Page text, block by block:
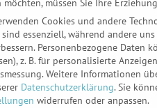
(www.bstbk.de). Eine
möchten, müssen Sie Ihre
Cookies und andere
essenziell, während andere
Personenbezogene Daten
z. B. für personalisierte
Weitere Informationen
Datenschutzerklärung. Sie
widerrufen oder anpassen.